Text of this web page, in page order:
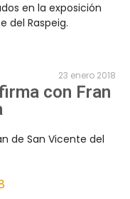
en la exposición
del Raspeig.
23 enero 2018
con Fran
de San Vicente del